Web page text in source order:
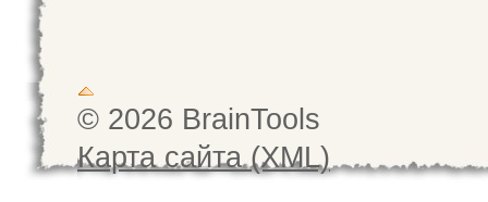
© 2026 BrainTools
Карта сайта (XML)